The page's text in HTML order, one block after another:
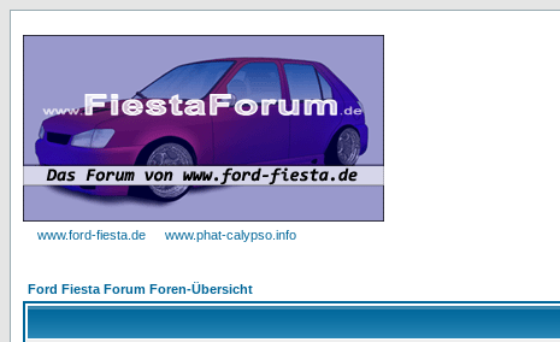
www.ford-fiesta.de www.phat-calypso.info
Ford Fiesta Forum Foren-Übersicht